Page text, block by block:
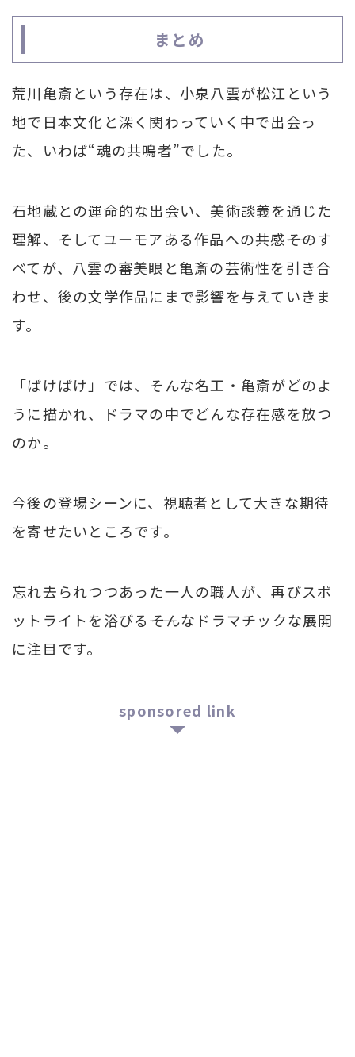
まとめ
荒川亀斎という存在は、小泉八雲が松江という
地で日本文化と深く関わっていく中で出会っ
た、いわば“魂の共鳴者”でした。
石地蔵との運命的な出会い、美術談義を通じた
理解、そしてユーモアある作品への共感――そのす
べてが、八雲の審美眼と亀斎の芸術性を引き合
わせ、後の文学作品にまで影響を与えていきま
す。
「ばけばけ」では、そんな名工・亀斎がどのよ
うに描かれ、ドラマの中でどんな存在感を放つ
のか。
今後の登場シーンに、視聴者として大きな期待
を寄せたいところです。
忘れ去られつつあった一人の職人が、再びスポ
ットライトを浴びる――そんなドラマチックな展開
に注目です。
sponsored link